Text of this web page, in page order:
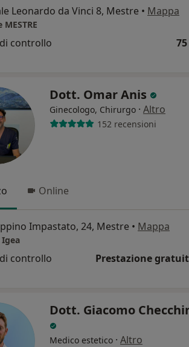
Leonardo da Vinci 8, Mestre • Mappa
controllo
Dott. Omar Anis
Ginecologo, Chirurgo · Altro
152 recensioni
Online
Impastato, 24, Mestre • Mappa
Igea
controllo Prestazione
Dott. Giacomo
Medico estetico · Altro